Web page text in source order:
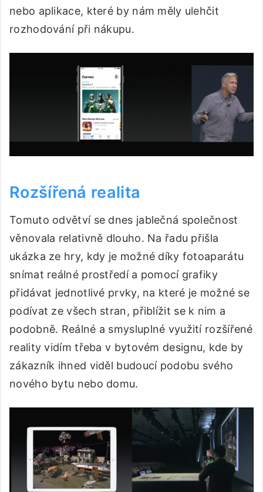
nebo aplikace, které by nám měly ulehčit
rozhodování při nákupu.
Rozšířená realita
Tomuto odvětví se dnes jablečná společnost
věnovala relativně dlouho. Na řadu přišla
ukázka ze hry, kdy je možné díky fotoaparátu
snímat reálné prostředí a pomocí grafiky
přidávat jednotlivé prvky, na které je možné se
podívat ze všech stran, přiblížit se k nim a
podobně. Reálné a smysluplné využití rozšířené
reality vidím třeba v bytovém designu, kde by
zákazník ihned viděl budoucí podobu svého
nového bytu nebo domu.